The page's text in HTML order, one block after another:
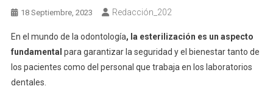
18 Septiembre, 2023 Redacción_202
En el mundo de la odontología, la esterilización es un aspecto
fundamental para garantizar la seguridad y el bienestar tanto de
los pacientes como del personal que trabaja en los laboratorios
dentales.